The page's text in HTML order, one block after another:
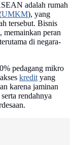
adalah rumah
UMKM), yang
tersebut. Bisnis
, memainkan peran
di negara-
pedagang mikro
kredityang
karena jaminan
rendahnya